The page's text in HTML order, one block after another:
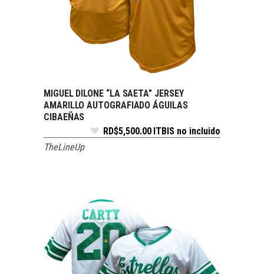
SELECCIONAR OPCIONES
MIGUEL DILONE “LA SAETA” JERSEY
AMARILLO AUTOGRAFIADO ÁGUILAS
CIBAEÑAS
RD$5,500.00 ITBIS no incluido
TheLineUp